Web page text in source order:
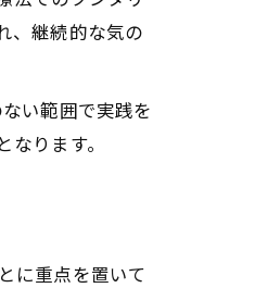
、継続的な気の
い範囲で実践を
ります。
に重点を置いて